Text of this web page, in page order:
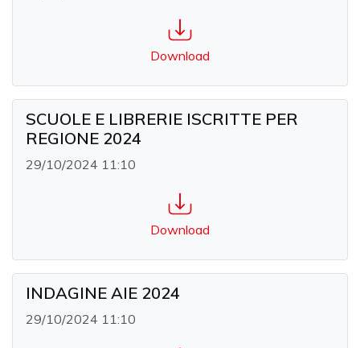
Download
SCUOLE E LIBRERIE ISCRITTE PER
REGIONE 2024
29/10/2024 11:10
Download
INDAGINE AIE 2024
29/10/2024 11:10